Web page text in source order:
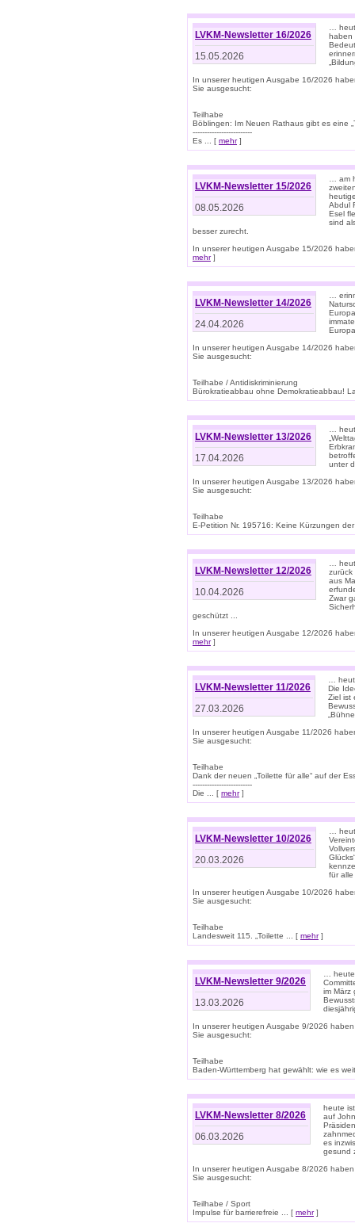
LVKM-Newsletter 16/2026
15.05.2026
…
haben
In unserer heutigen Ausgabe 16/2026
Sie ausgesucht:
Teilhabe
Böblingen: Im Neuen Rathaus gibt es eine
-------------------------
Es ... [ mehr]
LVKM-Newsletter 15/2026
08.05.2026
… am
Abdul
Esel
sind
besser zurecht.
In unserer heutigen Ausgabe 15/2026
mehr]
LVKM-Newsletter 14/2026
24.04.2026
…
In unserer heutigen Ausgabe 14/2026
Sie ausgesucht:
Teilhabe / Antidiskriminierung
Bürokratieabbau ohne Demokratieabbau!
LVKM-Newsletter 13/2026
17.04.2026
…
unter
In unserer heutigen Ausgabe 13/2026
Sie ausgesucht:
Teilhabe
E-Petition Nr. 195716: Keine Kürzungen
LVKM-Newsletter 12/2026
10.04.2026
…
zurück
aus
Zwar
geschützt ...
In unserer heutigen Ausgabe 12/2026
mehr]
LVKM-Newsletter 11/2026
27.03.2026
…
Die
Ziel ist
In unserer heutigen Ausgabe 11/2026
Sie ausgesucht:
Teilhabe
Dank der neuen „Toilette für alle“ auf der
-------------------------
Die ... [ mehr]
LVKM-Newsletter 10/2026
20.03.2026
…
für
In unserer heutigen Ausgabe 10/2026
Sie ausgesucht:
Teilhabe
Landesweit 115. „Toilette ... [ mehr]
LVKM-Newsletter 9/2026
13.03.2026
…
im März
In unserer heutigen Ausgabe 9/2026
Sie ausgesucht:
Teilhabe
Baden-Württemberg hat gewählt: wie es
LVKM-Newsletter 8/2026
06.03.2026
heute
auf
es
gesund
In unserer heutigen Ausgabe 8/2026
Sie ausgesucht:
Teilhabe / Sport
Impulse für barrierefreie ... [ mehr]